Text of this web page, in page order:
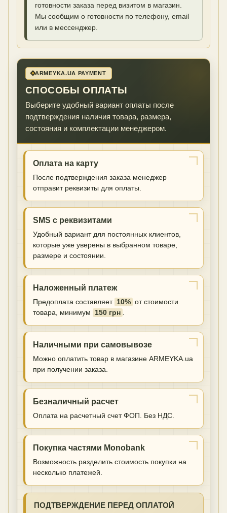
готовности заказа перед визитом в магазин.
Мы сообщим о готовности по телефону, email
или в мессенджер.
ARMEYKA.UA PAYMENT
СПОСОБЫ ОПЛАТЫ
Выберите удобный вариант оплаты после
подтверждения наличия товара, размера,
состояния и комплектации менеджером.
Оплата на карту
После подтверждения заказа менеджер
отправит реквизиты для оплаты.
SMS с реквизитами
Удобный вариант для постоянных клиентов,
которые уже уверены в выбранном товаре,
размере и состоянии.
Наложенный платеж
Предоплата составляет 10% от стоимости
товара, минимум
150 грн
Наличными при самовывозе
Можно оплатить товар в магазине ARMEYKA.ua
при получении заказа.
Безналичный расчет
Оплата на расчетный счет ФОП. Без НДС.
Покупка частями Monobank
Возможность разделить стоимость покупки на
несколько платежей.
ПОДТВЕРЖДЕНИЕ ПЕРЕД ОПЛАТОЙ